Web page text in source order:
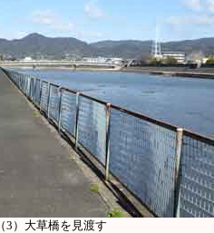
（3）大草橋を見渡す